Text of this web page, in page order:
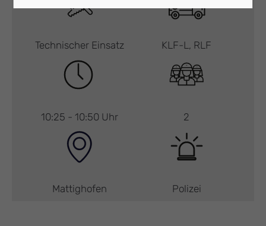
Technischer Einsatz KLF-L, RLF
10:25 - 10:50 Uhr 2
Mattighofen Polizei